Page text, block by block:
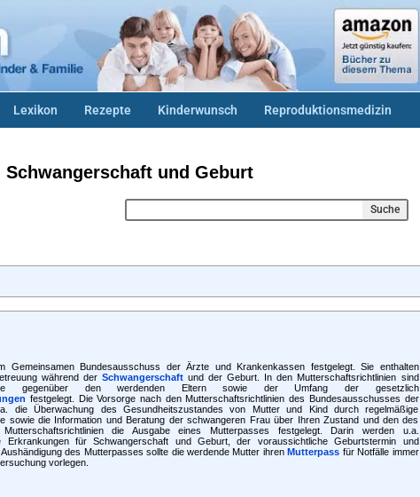
Lexikon Rezepte Kinderwunsch Reproduktionsmedizin
und Geburt
Suche
Gemeinsamen Bundesausschuss der Ärzte und Krankenkassen festgelegt. Sie enthalten
während derSchwangerschaft und der Geburt. In den Mutterschaftsrichtlinien sind
gegenüber den werdenden Eltern sowie der Umfang der gesetzlich
festgelegt. Die Vorsorge nach den Mutterschaftsrichtlinien des Bundesausschusses der
die Überwachung des Gesundheitszustandes von Mutter und Kind durch regelmäßige
sowie die Information und Beratung der schwangeren Frau über Ihren Zustand und den des
die Ausgabe eines Mutterpasses festgelegt. Darin werden u.a.
Erkrankungen für Schwangerschaft und Geburt, der voraussichtliche Geburtstermin und
des Mutterpasses sollte die werdende Mutter ihrenMutterpass für Notfälle immer
vorlegen.